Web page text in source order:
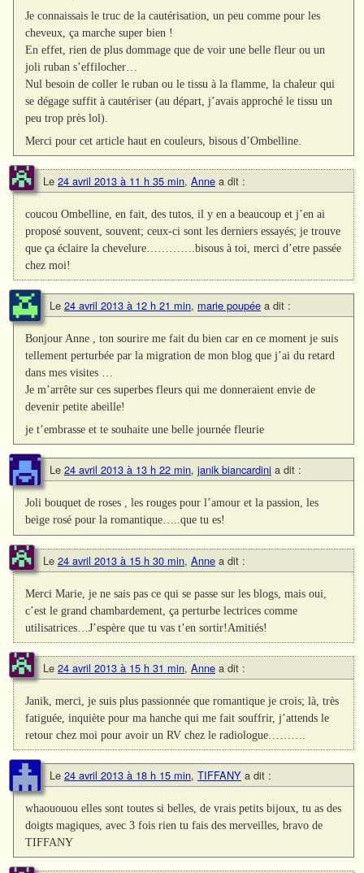
Je connaissais le truc de la cautérisation, un peu comme pour les
cheveux, ça marche super bien !
En effet, rien de plus dommage que de voir une belle fleur ou un
joli ruban s’effilocher…
Nul besoin de coller le ruban ou le tissu à la flamme, la chaleur qui
se dégage suffit à cautériser (au départ, j’avais approché le tissu un
peu trop près lol).
Merci pour cet article haut en couleurs, bisous d’Ombelline.
Le 24 avril 2013 à 11 h 35 min, Anne a dit :
coucou Ombelline, en fait, des tutos, il y en a beaucoup et j’en ai
proposé souvent, souvent; ceux-ci sont les derniers essayés; je trouve
que ça éclaire la chevelure………….bisous à toi, merci d’etre passée
chez moi!
Le 24 avril 2013 à 12 h 21 min, marie poupée a dit :
Bonjour Anne , ton sourire me fait du bien car en ce moment je suis
tellement perturbée par la migration de mon blog que j’ai du retard
dans mes visites …
Je m’arrête sur ces superbes fleurs qui me donneraient envie de
devenir petite abeille!
je t’embrasse et te souhaite une belle journée fleurie
Le 24 avril 2013 à 13 h 22 min, janik biancardini a dit :
Joli bouquet de roses , les rouges pour l’amour et la passion, les
beige rosé pour la romantique…..que tu es!
Le 24 avril 2013 à 15 h 30 min, Anne a dit :
Merci Marie, je ne sais pas ce qui se passe sur les blogs, mais oui,
c’est le grand chambardement, ça perturbe lectrices comme
utilisatrices…J’espère que tu vas t’en sortir!Amitiés!
Le 24 avril 2013 à 15 h 31 min, Anne a dit :
Janik, merci, je suis plus passionnée que romantique je crois; là, très
fatiguée, inquiète pour ma hanche qui me fait souffrir, j’attends le
retour chez moi pour avoir un RV chez le radiologue……….
Le 24 avril 2013 à 18 h 15 min, TIFFANY a dit :
whaououou elles sont toutes si belles, de vrais petits bijoux, tu as des
doigts magiques, avec 3 fois rien tu fais des merveilles, bravo de
TIFFANY